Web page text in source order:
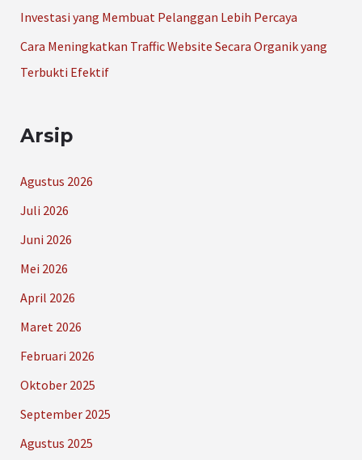
Investasi yang Membuat Pelanggan Lebih Percaya
Cara Meningkatkan Traffic Website Secara Organik yang
Terbukti Efektif
Arsip
Agustus 2026
Juli 2026
Juni 2026
Mei 2026
April 2026
Maret 2026
Februari 2026
Oktober 2025
September 2025
Agustus 2025